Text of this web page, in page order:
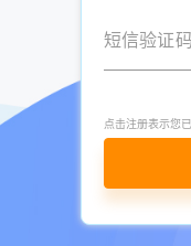
人们做出决策时，要
产生购买动机时是感
提高效率、便于使用
在情感上引起兴趣。
西，你是不会成功的
我建议你选择更容易
痛点！其他所有情感
象，发现潜在客户的
短信验证码
点击注册表示您